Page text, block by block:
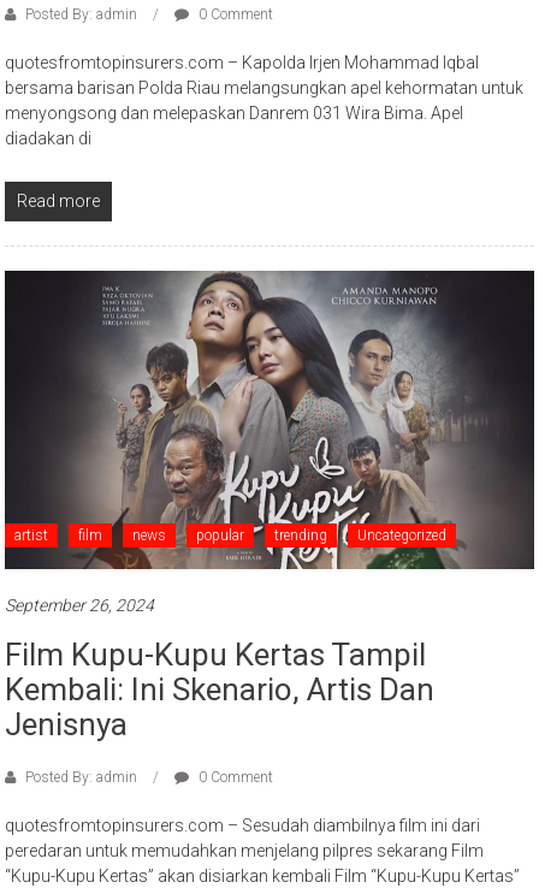
Posted By: admin 0 Comment
quotesfromtopinsurers.com – Kapolda Irjen Mohammad Iqbal
bersama barisan Polda Riau melangsungkan apel kehormatan untuk
menyongsong dan melepaskan Danrem 031 Wira Bima. Apel
diadakan di
Read more
artist film news popular trending Uncategorized
September 26, 2024
Film Kupu-Kupu Kertas Tampil
Kembali: Ini Skenario, Artis Dan
Jenisnya
Posted By: admin 0 Comment
quotesfromtopinsurers.com – Sesudah diambilnya film ini dari
peredaran untuk memudahkan menjelang pilpres sekarang Film
“Kupu-Kupu Kertas” akan disiarkan kembali Film “Kupu-Kupu Kertas”